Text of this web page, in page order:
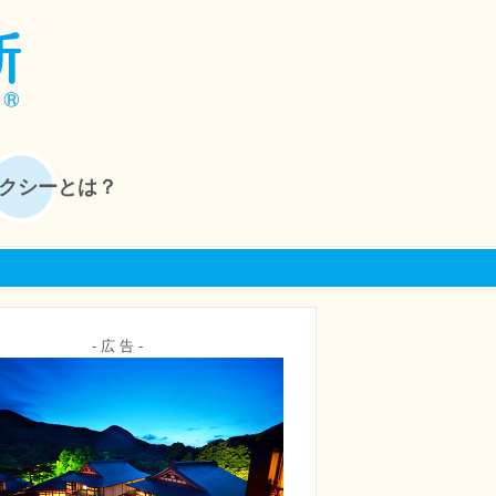
シーとは？
- 広 告 -